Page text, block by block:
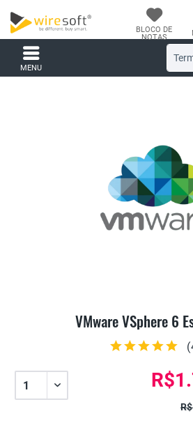
BLOCO DE
NOTAS
MENU
VMware VSphere 6
(